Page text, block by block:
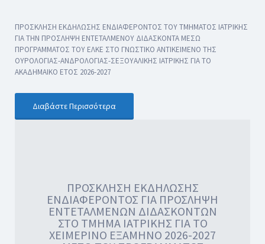
ΠΡΟΣΚΛΗΣΗ ΕΚΔΗΛΩΣΗΣ ΕΝΔΙΑΦΕΡΟΝΤΟΣ ΤΟΥ ΤΜΗΜΑΤΟΣ ΙΑΤΡΙΚΗΣ
ΓΙΑ ΤΗΝ ΠΡΟΣΛΗΨΗ ΕΝΤΕΤΑΛΜΕΝΟΥ ΔΙΔΑΣΚΟΝΤΑ ΜΕΣΩ
ΠΡΟΓΡΑΜΜΑΤΟΣ ΤΟΥ ΕΛΚΕ ΣΤΟ ΓΝΩΣΤΙΚΟ ΑΝΤΙΚΕΙΜΕΝΟ ΤΗΣ
ΟΥΡΟΛΟΓΙΑΣ-ΑΝΔΡΟΛΟΓΙΑΣ-ΣΕΞΟΥΑΛΙΚΗΣ ΙΑΤΡΙΚΗΣ ΓΙΑ ΤΟ
ΑΚΑΔΗΜΑΙΚΟ ΕΤΟΣ 2026-2027
Διαβάστε Περισσότερα
ΠΡΟΣΚΛΗΣΗ ΕΚΔΗΛΩΣΗΣ
ΕΝΔΙΑΦΕΡΟΝΤΟΣ ΓΙΑ ΠΡΟΣΛΗΨΗ
ΕΝΤΕΤΑΛΜΕΝΩΝ ΔΙΔΑΣΚΟΝΤΩΝ
ΣΤΟ ΤΜΗΜΑ ΙΑΤΡΙΚΗΣ ΓΙΑ ΤΟ
ΧΕΙΜΕΡΙΝΟ ΕΞΑΜΗΝΟ 2026-2027